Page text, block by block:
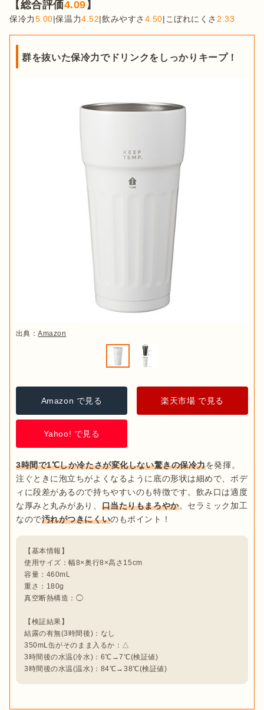
【総合評価4.09 】
保冷力5.00|保温力4.52|飲みやすさ 4.50|こぼれにくさ 2.33
群を抜いた保冷力でドリンクをしっかりキープ！
出典：Amazon
Amazon で見る 楽天市場 で見る
Yahoo! で見る
3時間で1℃しか冷たさが変化しない驚きの保冷力を発揮。
注ぐときに泡立ちがよくなるように底の形状は細めで、ボデ
ィに段差があるので持ちやすいのも特徴です。飲み口は適度
な厚みと丸みがあり、 口当たりもまろやか。セラミック加工
なので汚れがつきにくい
【基本情報】
使用サイズ：幅8×奥行8×高さ15cm
容量：460mL
重さ：180g
真空断熱構造：◯
【検証結果】
結露の有無(3時間後)：なし
350mL缶がそのまま入るか：△
3時間後の水温(冷水)：6℃→7℃(検証値)
3時間後の水温(温水)：84℃→38℃(検証値)